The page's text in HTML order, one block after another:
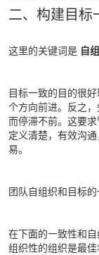
二、构建目标
这里的关键词是 自
目标一致的目的很
个方向前进。反之
而停滞不前。这要
定义清楚，有效沟
易。
团队自组织和目标
在下面的一致性和
组织性的组织是最